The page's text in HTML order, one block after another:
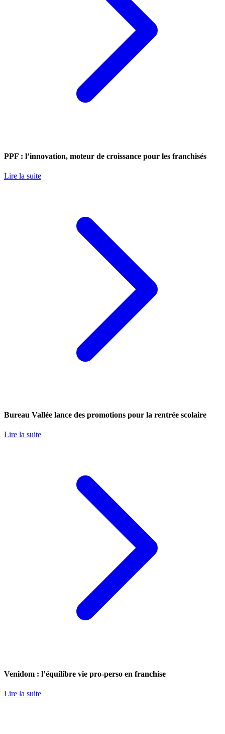
PPF : l’innovation, moteur de croissance pour les franchisés
Lire la suite
Bureau Vallée lance des promotions pour la rentrée scolaire
Lire la suite
Venidom : l’équilibre vie pro-perso en franchise
Lire la suite